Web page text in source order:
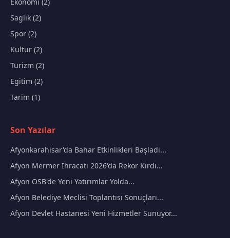
Saglik (2)
Spor (2)
Kultur (2)
Turizm (2)
Egitim (2)
Tarim (1)
Son Yazılar
Afyonkarahisar'da Bahar Etkinlikleri Başladı...
Afyon Mermer İhracatı 2026'da Rekor Kırdı...
Afyon OSB'de Yeni Yatırımlar Yolda...
Afyon Belediye Meclisi Toplantısı Sonuçları...
Afyon Devlet Hastanesi Yeni Hizmetler Sunuyor...